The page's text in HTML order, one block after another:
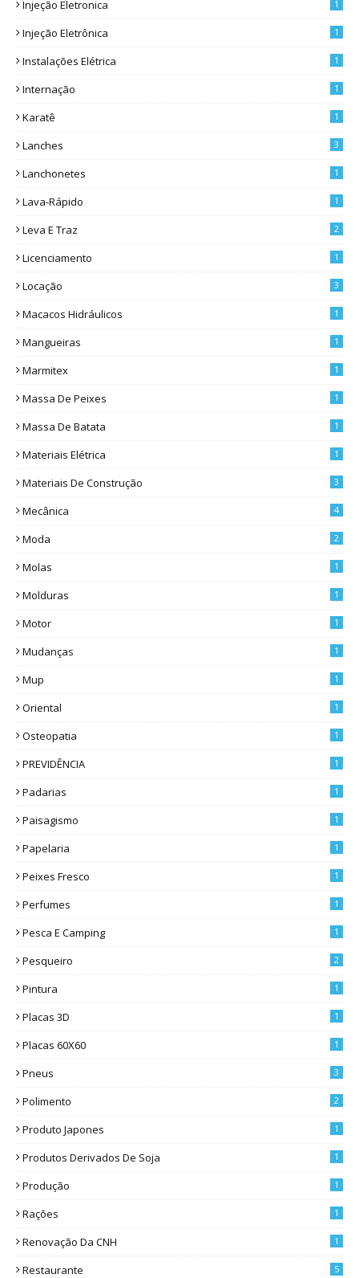
Injeção Eletronica 1
Injeção Eletrônica 1
Instalações Elétrica 1
Internação 1
Karatê 1
Lanches 3
Lanchonetes 1
Lava-Rápido 1
Leva E Traz 2
Licenciamento 1
Locação 3
Macacos Hidráulicos 1
Mangueiras 1
Marmitex 1
Massa De Peixes 1
Massa De Batata 1
Materiais Elétrica 1
Materiais De Construção 3
Mecânica 4
Moda 2
Molas 1
Molduras 1
Motor 1
Mudanças 1
Mup 1
Oriental 1
Osteopatia 1
PREVIDÊNCIA 1
Padarias 1
Paisagismo 1
Papelaria 1
Peixes Fresco 1
Perfumes 1
Pesca E Camping 1
Pesqueiro 2
Pintura 1
Placas 3D 1
Placas 60X60 1
Pneus 3
Polimento 2
Produto Japones 1
Produtos Derivados De Soja 1
Produção 1
Rações 1
Renovação Da CNH 1
Restaurante 5